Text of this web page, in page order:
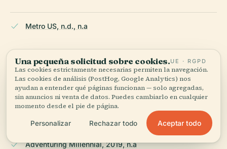
Metro US, n.d., n.a
New York Dearest, n.d., n.a
NYC Tourism, n.d., n.a
Adventuring Millennial, 2019, n.a
Una pequeña solicitud sobre cookies.UE · RGPD
Las cookies estrictamente necesarias permiten la navegación.
Las cookies de análisis (PostHog, Google Analytics) nos
ayudan a entender qué páginas funcionan — solo agregadas,
sin anuncios ni venta de datos. Puedes cambiarlo en cualquier
momento desde el pie de página.
Personalizar Rechazar todo Aceptar todo